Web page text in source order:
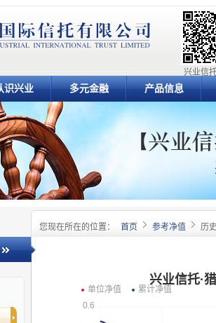
兴业信
识兴业 多元金融 产品信息
您现在所在的位置： 首页 参考净值 历